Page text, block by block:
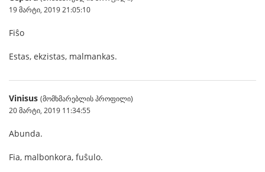
19 მარტი, 2019 21:05:10
Fiŝo
Estas, ekzistas, malmankas.
Vinisus (მომხმარებლის პროფილი)
20 მარტი, 2019 11:34:55
Abunda.
Fia, malbonkora, fuŝulo.